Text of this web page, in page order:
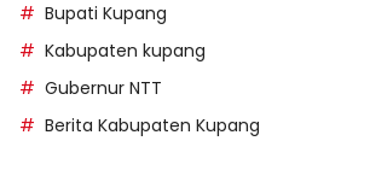
Bupati Kupang
Kabupaten kupang
Gubernur NTT
Berita Kabupaten Kupang